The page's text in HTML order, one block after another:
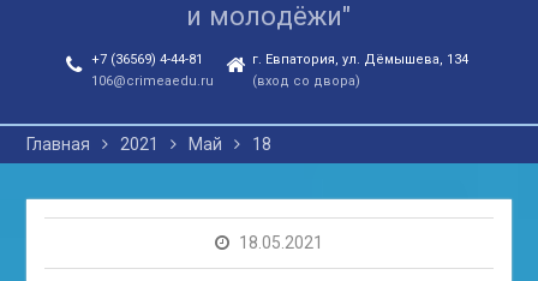
и молодёжи"
+7 (36569) 4-44-81
106@crimeaedu.ru
г. Евпатория, ул. Дёмышева, 134
(вход со двора)
Главная 2021 Май 18
18.05.2021